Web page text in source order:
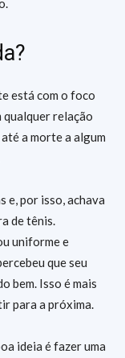
está com o foco
qualquer relação
a morte a algum
e, por isso, achava
de tênis.
uniforme e
que seu
bem. Isso é mais
para a próxima.
ideia é fazer uma